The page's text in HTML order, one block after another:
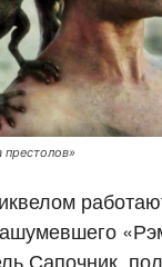
престолов»
Сапочник,